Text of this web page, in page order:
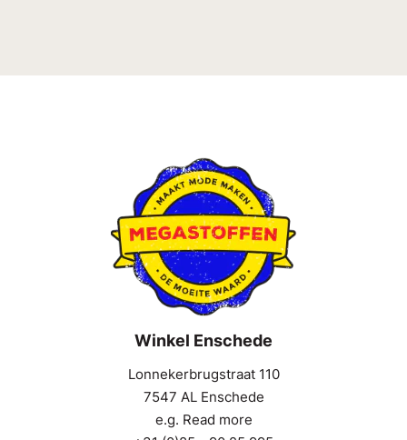
Winkel Enschede
Lonnekerbrugstraat 110
7547 AL Enschede